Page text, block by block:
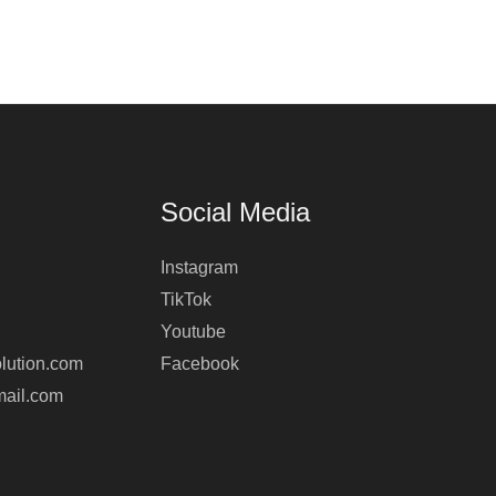
Social Media
Instagram
TikTok
Youtube
Facebook